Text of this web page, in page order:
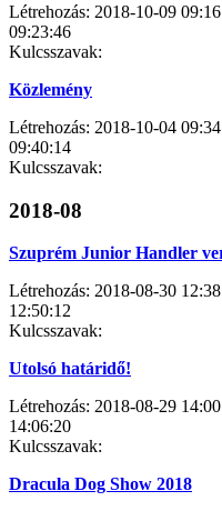
Létrehozás: 2018-10-09
09:23:46
Kulcsszavak:
Közlemény
Létrehozás: 2018-10-04
09:40:14
Kulcsszavak:
2018-08
Szuprém Junior Handler
Létrehozás: 2018-08-30
12:50:12
Kulcsszavak:
Utolsó határidő!
Létrehozás: 2018-08-29
14:06:20
Kulcsszavak:
Dracula Dog Show 2018